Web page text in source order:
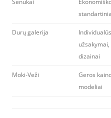
Senukai
Durų galerija
Individualūs
dizainai
Moki-Veži
Geros
modeliai